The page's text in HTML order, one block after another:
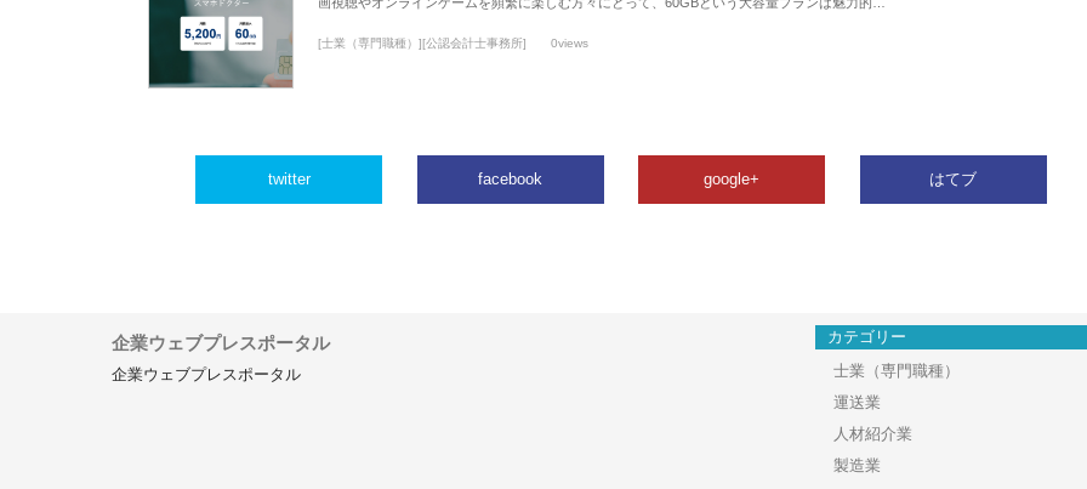
[士業（専門職種）][公認会計士事務所] 0views
twitter facebook google+ はてブ
企業ウェブプレスポータル
企業ウェブプレスポータル
カテゴリー
士業（専門職種）
運送業
人材紹介業
製造業